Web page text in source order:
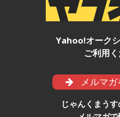
Yahoo!オーク
ご利用
メルマ
じゃんくまう